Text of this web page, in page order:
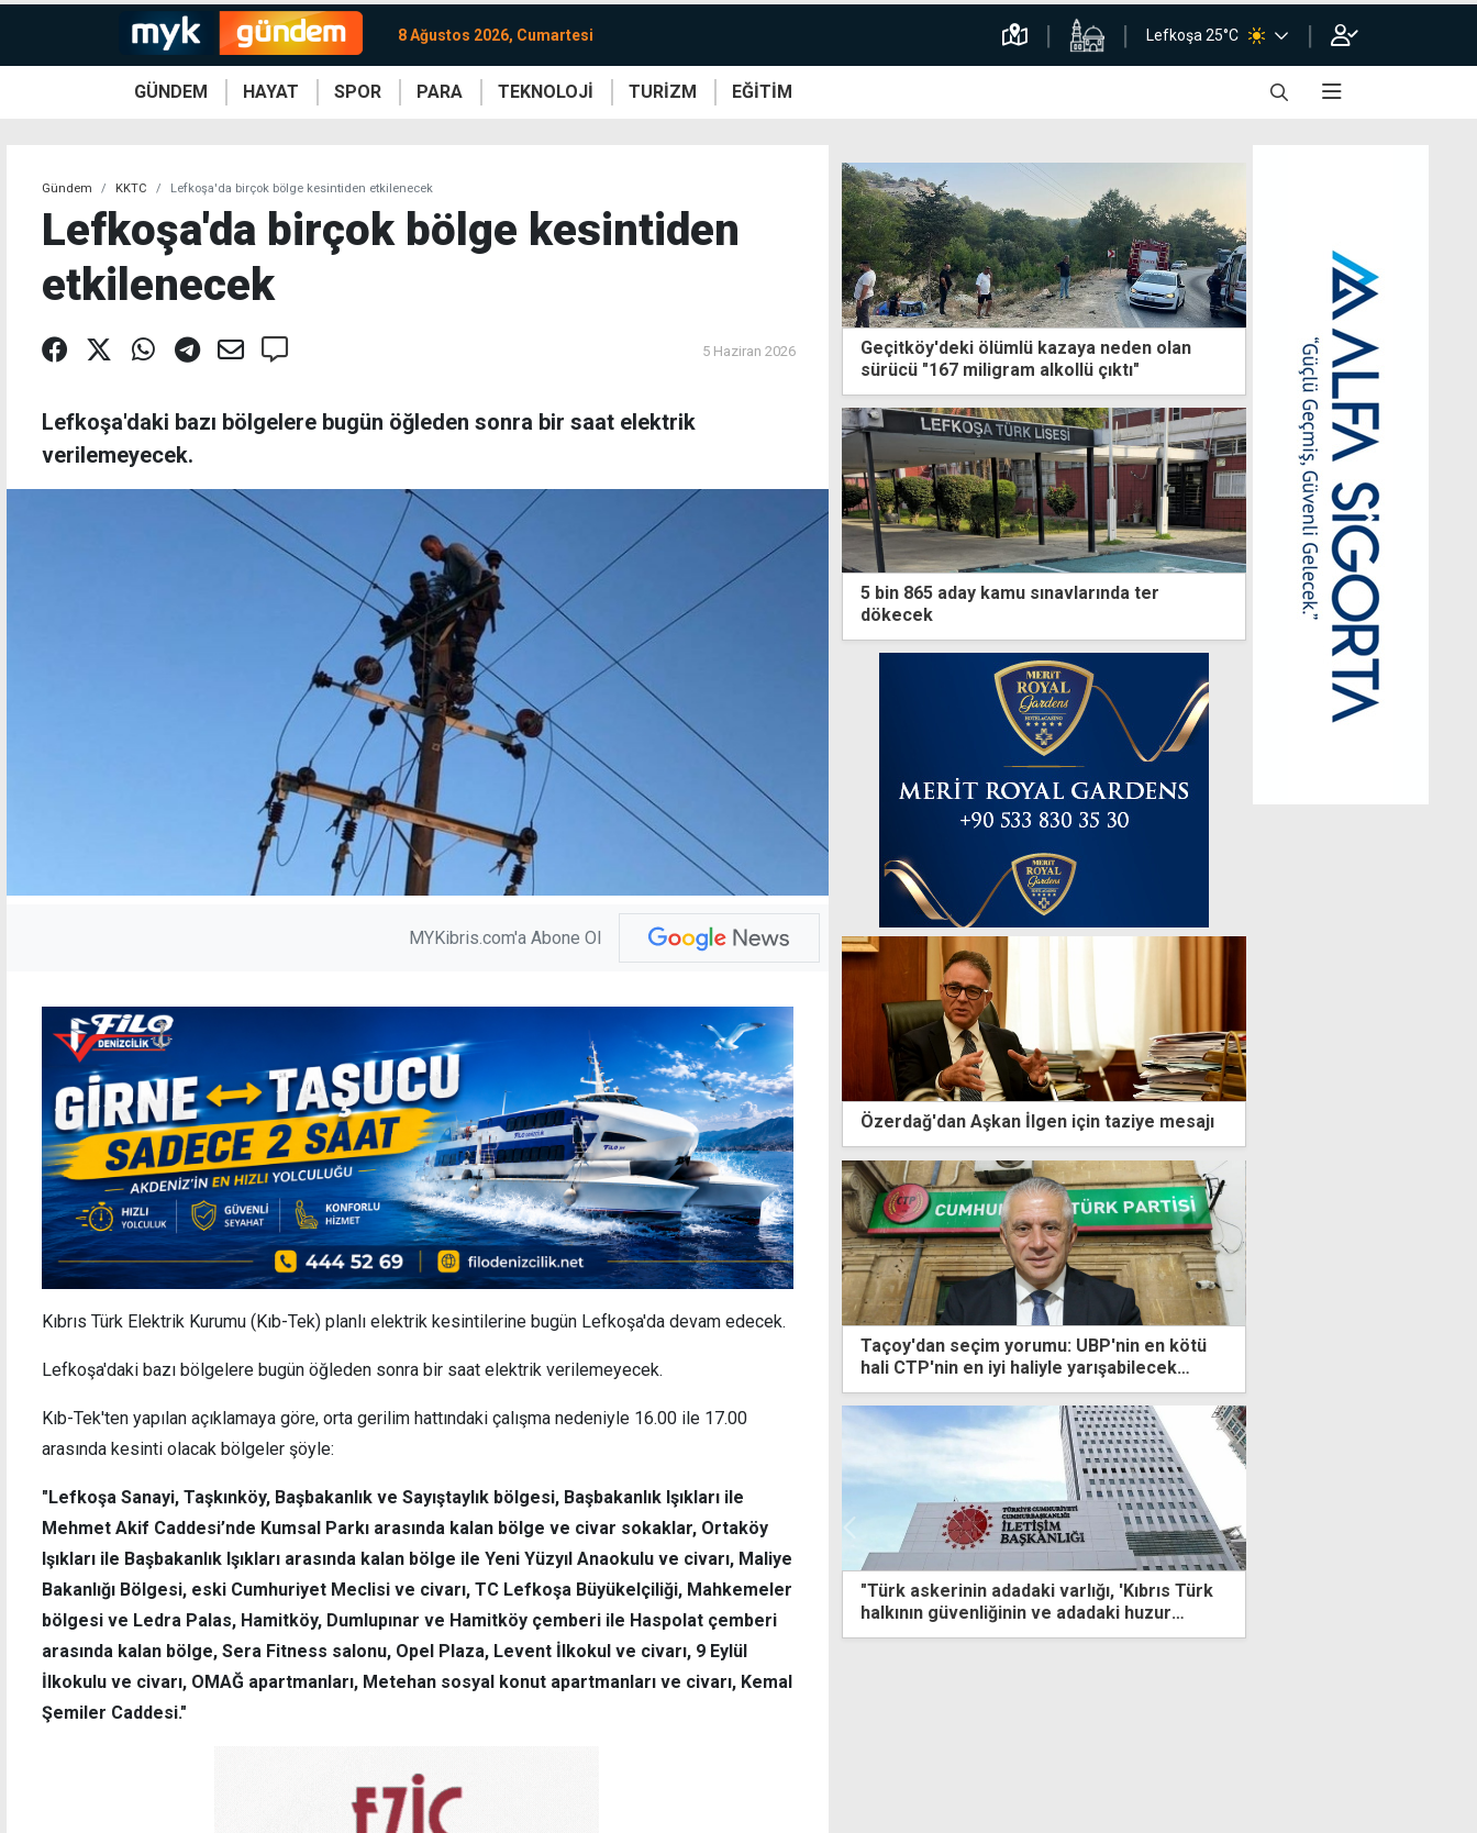
8 Ağustos 2026, Cumartesi Lefkoşa 25°C
GÜNDEM HAYAT SPOR PARA TEKNOLOJİ TURİZM EĞİTİM
Gündem KKTC Lefkoşa'da birçok bölge kesintiden etkilenecek
Lefkoşa'da birçok bölge kesintiden
etkilenecek
5 Haziran 2026
Lefkoşa'daki bazı bölgelere bugün öğleden sonra bir saat elektrik
verilemeyecek.
MYKibris.com'a Abone Ol
Kıbrıs Türk Elektrik Kurumu (Kıb-Tek) planlı elektrik kesintilerine bugün Lefkoşa'da devam edecek.
Lefkoşa'daki bazı bölgelere bugün öğleden sonra bir saat elektrik verilemeyecek.
Kıb-Tek'ten yapılan açıklamaya göre, orta gerilim hattındaki çalışma nedeniyle 16.00 ile 17.00
arasında kesinti olacak bölgeler şöyle:
"Lefkoşa Sanayi, Taşkınköy, Başbakanlık ve Sayıştaylık bölgesi, Başbakanlık Işıkları ile
Mehmet Akif Caddesi’nde Kumsal Parkı arasında kalan bölge ve civar sokaklar, Ortaköy
Işıkları ile Başbakanlık Işıkları arasında kalan bölge ile Yeni Yüzyıl Anaokulu ve civarı, Maliye
Bakanlığı Bölgesi, eski Cumhuriyet Meclisi ve civarı, TC Lefkoşa Büyükelçiliği, Mahkemeler
bölgesi ve Ledra Palas, Hamitköy, Dumlupınar ve Hamitköy çemberi ile Haspolat çemberi
arasında kalan bölge, Sera Fitness salonu, Opel Plaza, Levent İlkokul ve civarı, 9 Eylül
İlkokulu ve civarı, OMAĞ apartmanları, Metehan sosyal konut apartmanları ve civarı, Kemal
Şemiler Caddesi."
Geçitköy'deki ölümlü kazaya neden olan
sürücü "167 miligram alkollü çıktı"
5 bin 865 aday kamu sınavlarında ter
dökecek
Özerdağ'dan Aşkan İlgen için taziye mesajı
Taçoy'dan seçim yorumu: UBP'nin en kötü
hali CTP'nin en iyi haliyle yarışabilecek
durumda
Polisi görünce kaçmaya çalışan zanlının
evinden 3 kilo uyuşturucu çıktı
Aydınköy'deki kazada ağır yaralanan kadın
yaşamını yitirdi
"Türk askerinin adadaki varlığı, 'Kıbrıs Türk
halkının güvenliğinin ve adadaki huzur
ortamının teminatı"